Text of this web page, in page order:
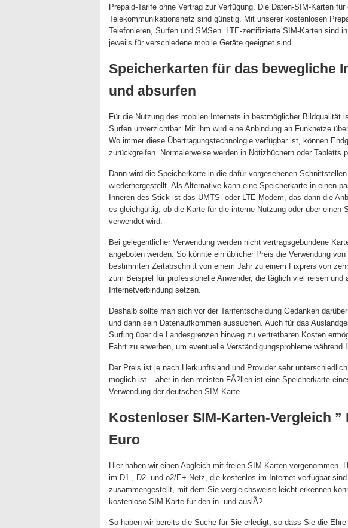
Prepaid-Tarife ohne Vertrag zur Verfügung. Die Daten-SIM-Karten
Telekommunikationsnetz sind günstig. Mit unserer kostenlosen
Telefonieren, Surfen und SMSen. LTE-zertifizierte SIM-Karten sind
jeweils für verschiedene mobile Geräte geeignet sind.
Speicherkarten für das bewegliche
und absurfen
Für die Nutzung des mobilen Internets in bestmöglicher Bildqualität
Surfen unverzichtbar. Mit ihm wird eine Anbindung an Funknetze
Wo immer diese Übertragungstechnologie verfügbar ist, können
zurückgreifen. Normalerweise werden in Notizbüchern oder Tabletts
Dann wird die Speicherkarte in die dafür vorgesehenen
wiederhergestellt. Als Alternative kann eine Speicherkarte in einen
Inneren des Stick ist das UMTS- oder LTE-Modem, das dann die
es gleichgültig, ob die Karte für die interne Nutzung oder über einen
verwendet wird.
Bei gelegentlicher Verwendung werden nicht vertragsgebundene
angeboten werden. So könnte ein üblicher Preis die Verwendung
bestimmten Zeitabschnitt von einem Jahr zu einem Fixpreis von
zum Beispiel für professionelle Anwender, die täglich viel reisen und
Internetverbindung setzen.
Deshalb sollte man sich vor der Tarifentscheidung Gedanken
und dann sein Datenaufkommen aussuchen. Auch für das
Surfing über die Landesgrenzen hinweg zu vertretbaren Kosten
Fahrt zu erwerben, um eventuelle Verständigungsprobleme
Der Preis ist je nach Herkunftsland und Provider sehr
möglich ist – aber in den meisten FÃ?llen ist eine Speicherkarte
Verwendung der deutschen SIM-Karte.
Kostenloser SIM-Karten-Vergleich
Euro
Hier haben wir einen Abgleich mit freien SIM-Karten vorgenommen.
im D1-, D2- und o2/E+-Netz, die kostenlos im Internet verfügbar
zusammengestellt, mit dem Sie vergleichsweise leicht erkennen
kostenlose SIM-Karte für den in- und auslÃ?
So haben wir bereits die Suche für Sie erledigt, so dass Sie die